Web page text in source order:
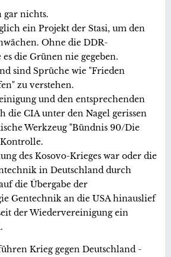
gar nichts.
ein Projekt der Stasi, um den
Ohne die DDR-
die Grünen nie gegeben.
sind Sprüche wie "Frieden
zu verstehen.
und den entsprechenden
die CIA unter den Nagel gerissen
Werkzeug "Bündnis 90/Die
des Kosovo-Krieges war oder die
in Deutschland durch
die Übergabe der
Gentechnik an die USA hinauslief
der Wiedervereinigung ein
Krieg gegen Deutschland -